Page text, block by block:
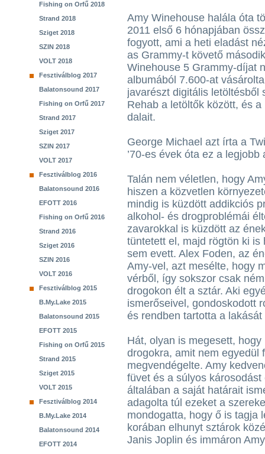
Fishing on Orfű 2018
Strand 2018
Sziget 2018
SZIN 2018
VOLT 2018
Fesztiválblog 2017
Balatonsound 2017
Fishing on Orfű 2017
Strand 2017
Sziget 2017
SZIN 2017
VOLT 2017
Fesztiválblog 2016
Balatonsound 2016
EFOTT 2016
Fishing on Orfű 2016
Strand 2016
Sziget 2016
SZIN 2016
VOLT 2016
Fesztiválblog 2015
B.My.Lake 2015
Balatonsound 2015
EFOTT 2015
Fishing on Orfű 2015
Strand 2015
Sziget 2015
VOLT 2015
Fesztiválblog 2014
B.My.Lake 2014
Balatonsound 2014
EFOTT 2014
Amy Winehouse halála óta
2011 első 6 hónapjában
fogyott, ami a heti eladást
as Grammy-t követő
Winehouse 5 Grammy-díjat
albumából 7.600-at
javarészt digitális letöltésből
Rehab a letöltők között, és
dalait.
George Michael azt írta a
’70-es évek óta ez a
Talán nem véletlen, hogy
hiszen a közvetlen
mindig is küzdött addikciós
alkohol- és drogproblémái
zavarokkal is küzdött az
tüntetett el, majd rögtön ki
sem evett. Alex Foden, az
Amy-vel, azt mesélte, hogy
vérből, így sokszor csak
drogokon élt a sztár. Aki
ismerőseivel, gondoskodott
és rendben tartotta a lakását
Hát, olyan is megesett,
drogokra, amit nem egyedül
megvendégelte. Amy
füvet és a súlyos
általában a saját határait
adagolta túl ezeket a
mondogatta, hogy ő is tagja
korában elhunyt sztárok
Janis Joplin és immáron